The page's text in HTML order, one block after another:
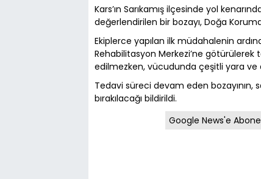
Kars’ın Sarıkamış ilçesinde yol
değerlendirilen bir bozayı, Doğa
Ekiplerce yapılan ilk müdahalenin
Rehabilitasyon Merkezi’ne götürülerek
edilmezken, vücudunda çeşitli yara ve
Tedavi süreci devam eden bozayının,
bırakılacağı bildirildi.
Google News'e